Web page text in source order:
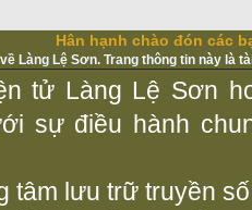
Hân hạnh chào đón các
Làng Lệ Sơn. Trang thông tin này là
tử Làng Lệ Sơn
sự điều hành
tâm lưu trữ truyền